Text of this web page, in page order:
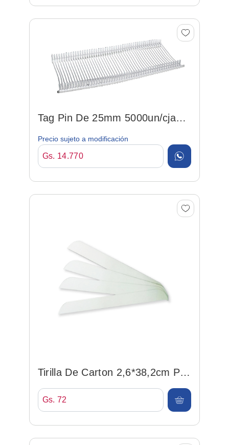
Tag Pin De 25mm 5000un/cja
Precio sujeto a modificación
Gs. 14.770
Tirilla De Carton 2,6*38,2cm P/
Camisa
Gs. 72